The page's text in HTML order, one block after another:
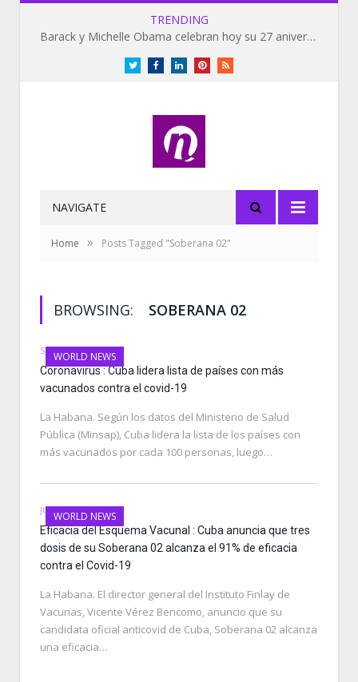
TRENDING
Barack y Michelle Obama celebran hoy su 27 aniversario de bodas
TwitterFacebookLinkedInPinterestRSS
NAVIGATE
Home » Posts Tagged "Soberana 02"
BROWSING: SOBERANA 02
WORLD NEWS
SEPTEMBER 9, 2021
Coronavirus : Cuba lidera lista de países con más
vacunados contra el covid-19
La Habana. Según los datos del Ministerio de Salud
Pública (Minsap), Cuba lidera la lista de los países con
más vacunados por cada 100 personas, luego…
WORLD NEWS
JULY 9, 2021
Eficacia del Esquema Vacunal : Cuba anuncia que tres
dosis de su Soberana 02 alcanza el 91% de eficacia
contra el Covid-19
La Habana. El director general del Instituto Finlay de
Vacunas, Vicente Vérez Bencomo, anuncio que su
candidata oficial anticovid de Cuba, Soberana 02 alcanza
una eficacia…